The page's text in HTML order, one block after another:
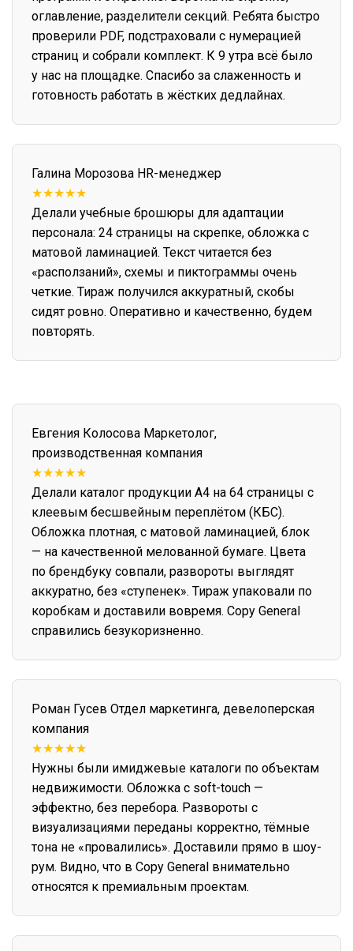
оглавление, разделители секций. Ребята быстро
проверили PDF, подстраховали с нумерацией
страниц и собрали комплект. К 9 утра всё было
у нас на площадке. Спасибо за слаженность и
готовность работать в жёстких дедлайнах.
Галина Морозова HR-менеджер
★★★★★
Делали учебные брошюры для адаптации
персонала: 24 страницы на скрепке, обложка с
матовой ламинацией. Текст читается без
«расползаний», схемы и пиктограммы очень
четкие. Тираж получился аккуратный, скобы
сидят ровно. Оперативно и качественно, будем
повторять.
Евгения Колосова Маркетолог,
производственная компания
★★★★★
Делали каталог продукции А4 на 64 страницы с
клеевым бесшвейным переплётом (КБС).
Обложка плотная, с матовой ламинацией, блок
— на качественной мелованной бумаге. Цвета
по брендбуку совпали, развороты выглядят
аккуратно, без «ступенек». Тираж упаковали по
коробкам и доставили вовремя. Copy General
справились безукоризненно.
Роман Гусев Отдел маркетинга, девелоперская
компания
★★★★★
Нужны были имиджевые каталоги по объектам
недвижимости. Обложка с soft-touch —
эффектно, без перебора. Развороты с
визуализациями переданы корректно, тёмные
тона не «провалились». Доставили прямо в шоу-
рум. Видно, что в Copy General внимательно
относятся к премиальным проектам.